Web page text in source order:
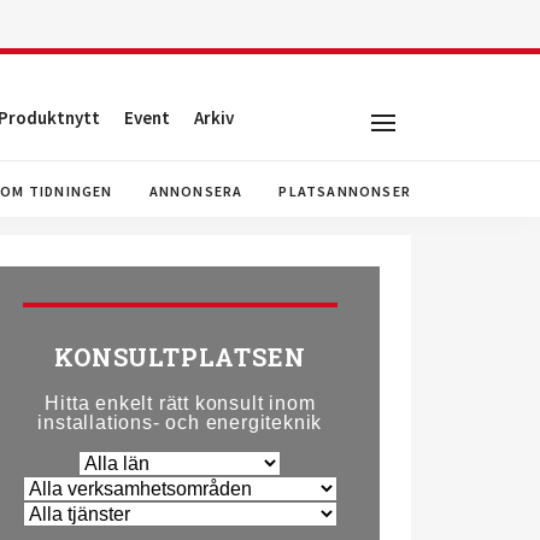
Event Arkiv
OM TIDNINGEN ANNONSERA PLATSANNONSER
KONSULTPLATSEN
Hitta enkelt rätt konsult inom
installations- och energiteknik